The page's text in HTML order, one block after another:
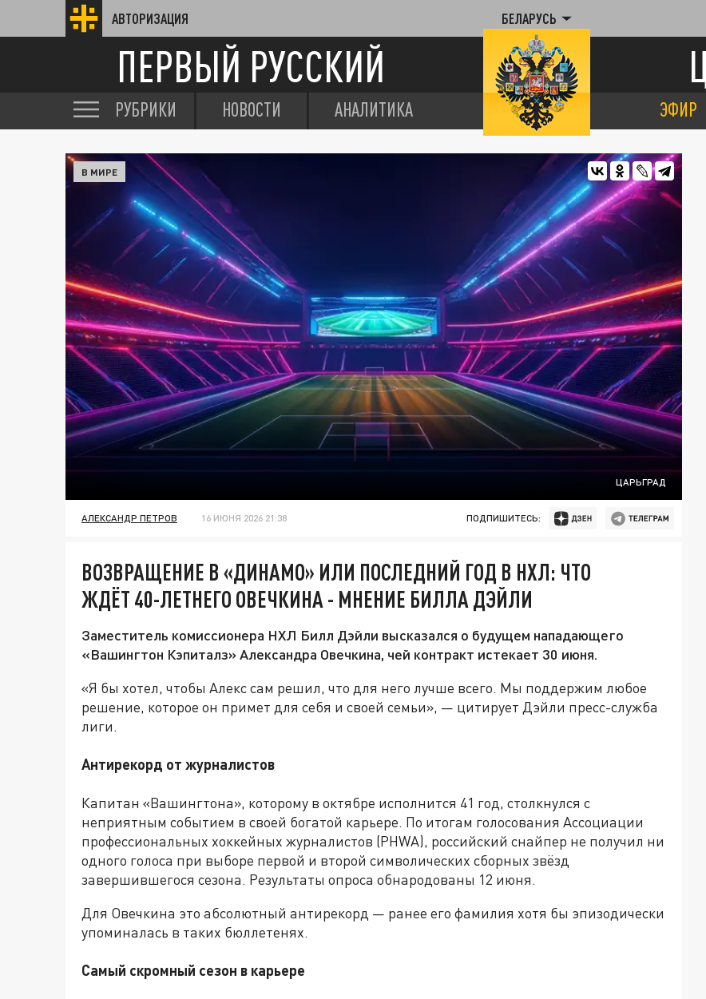
АВТОРИЗАЦИЯ БЕЛАРУСЬ
ПЕРВЫЙ РУССКИЙ
РУБРИКИ НОВОСТИ АНАЛИТИКА ЭФИР
ЦАРЬГРАД
В МИРЕ
АЛЕКСАНДР ПЕТРОВ 16 ИЮНЯ 2026 21:38 ПОДПИШИТЕСЬ:
ВОЗВРАЩЕНИЕ В «ДИНАМО» ИЛИ ПОСЛЕДНИЙ ГОД В НХЛ: ЧТО
ЖДЁТ 40-ЛЕТНЕГО ОВЕЧКИНА - МНЕНИЕ БИЛЛА ДЭЙЛИ
Заместитель комиссионера НХЛ Билл Дэйли высказался о будущем нападающего
«Вашингтон Кэпиталз» Александра Овечкина, чей контракт истекает 30 июня.
«Я бы хотел, чтобы Алекс сам решил, что для него лучше всего. Мы поддержим любое
решение, которое он примет для себя и своей семьи», — цитирует Дэйли пресс-служба
лиги.
Антирекорд от журналистов
Капитан «Вашингтона», которому в октябре исполнится 41 год, столкнулся с
неприятным событием в своей богатой карьере. По итогам голосования Ассоциации
профессиональных хоккейных журналистов (PHWA), российский снайпер не получил ни
одного голоса при выборе первой и второй символических сборных звёзд
завершившегося сезона. Результаты опроса обнародованы 12 июня.
Для Овечкина это абсолютный антирекорд — ранее его фамилия хотя бы эпизодически
упоминалась в таких бюллетенях.
Самый скромный сезон в карьере